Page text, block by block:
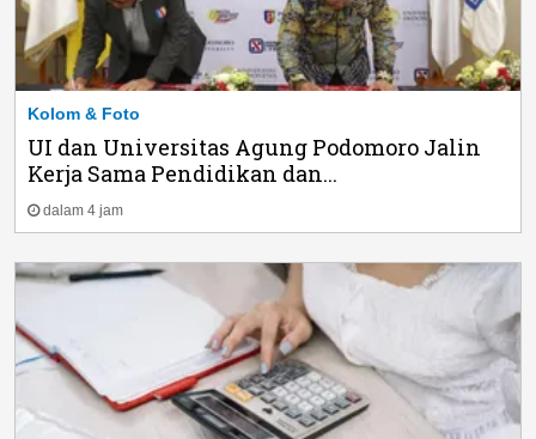
Kolom & Foto
UI dan Universitas Agung Podomoro Jalin
Kerja Sama Pendidikan dan...
dalam 4 jam